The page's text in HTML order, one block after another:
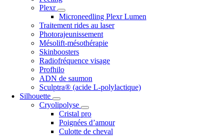
Plexr
Microneedling Plexr Lumen
Traitement rides au laser
Photorajeunissement
Mésolift-mésothérapie
Skinboosters
Radiofréquence visage
Profhilo
ADN de saumon
Sculptra® (acide L-polylactique)
Silhouette
Cryolipolyse
Cristal pro
Poignées d’amour
Culotte de cheval